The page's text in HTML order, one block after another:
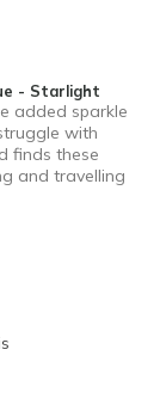
- Starlight
added sparkle
with
finds these
and travelling